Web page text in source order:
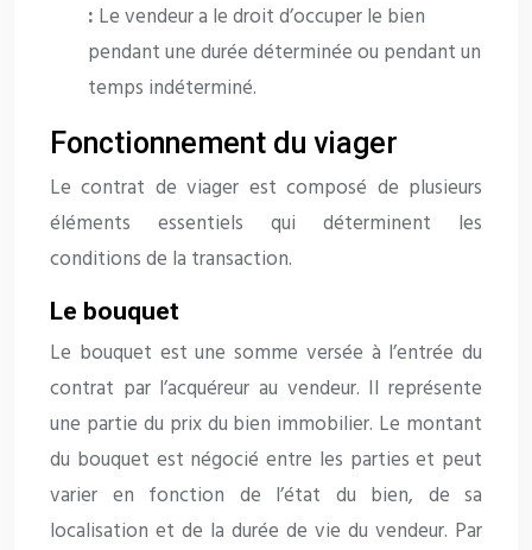
: Le vendeur a le droit d’occuper le bien
pendant une durée déterminée ou pendant un
temps indéterminé.
Fonctionnement du viager
Le contrat de viager est composé de plusieurs
éléments essentiels qui déterminent les
conditions de la transaction.
Le bouquet
Le bouquet est une somme versée à l’entrée du
contrat par l’acquéreur au vendeur. Il représente
une partie du prix du bien immobilier. Le montant
du bouquet est négocié entre les parties et peut
varier en fonction de l’état du bien, de sa
localisation et de la durée de vie du vendeur. Par